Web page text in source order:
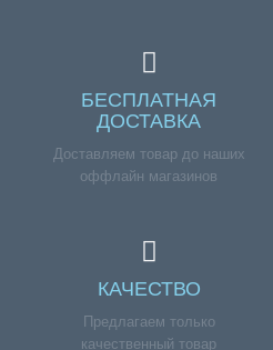
БЕСПЛАТНАЯ
ДОСТАВКА
Доставляем товар до наших
оффлайн магазинов
КАЧЕСТВО
Предлагаем только
качественный товар